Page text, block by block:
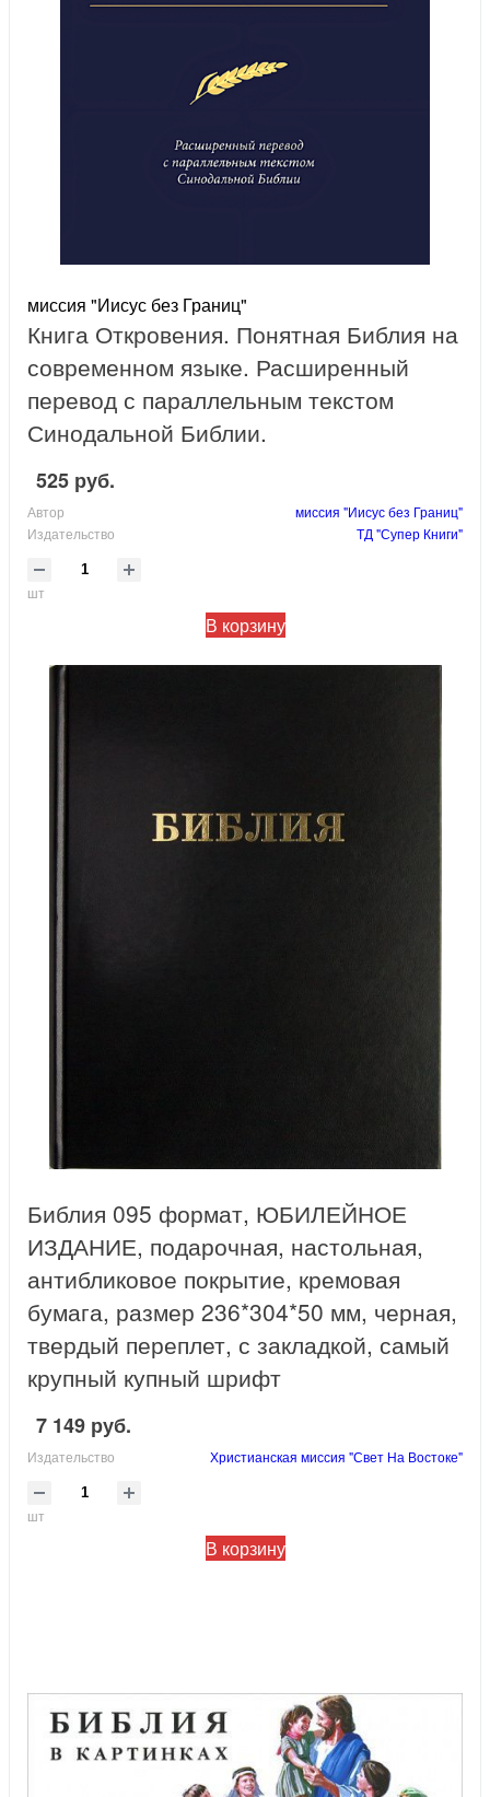
миссия "Иисус без Границ"
Книга Откровения. Понятная Библия на
современном языке. Расширенный
перевод с параллельным текстом
Синодальной Библии.
525 руб.
Автор
миссия "Иисус без Границ"
Издательство
ТД "Супер Книги"
шт
В корзину
Библия 095 формат, ЮБИЛЕЙНОЕ
ИЗДАНИЕ, подарочная, настольная,
антибликовое покрытие, кремовая
бумага, размер 236*304*50 мм, черная,
твердый переплет, с закладкой, самый
крупный купный шрифт
7 149 руб.
Издательство Христианская миссия "Свет На Востоке"
шт
В корзину